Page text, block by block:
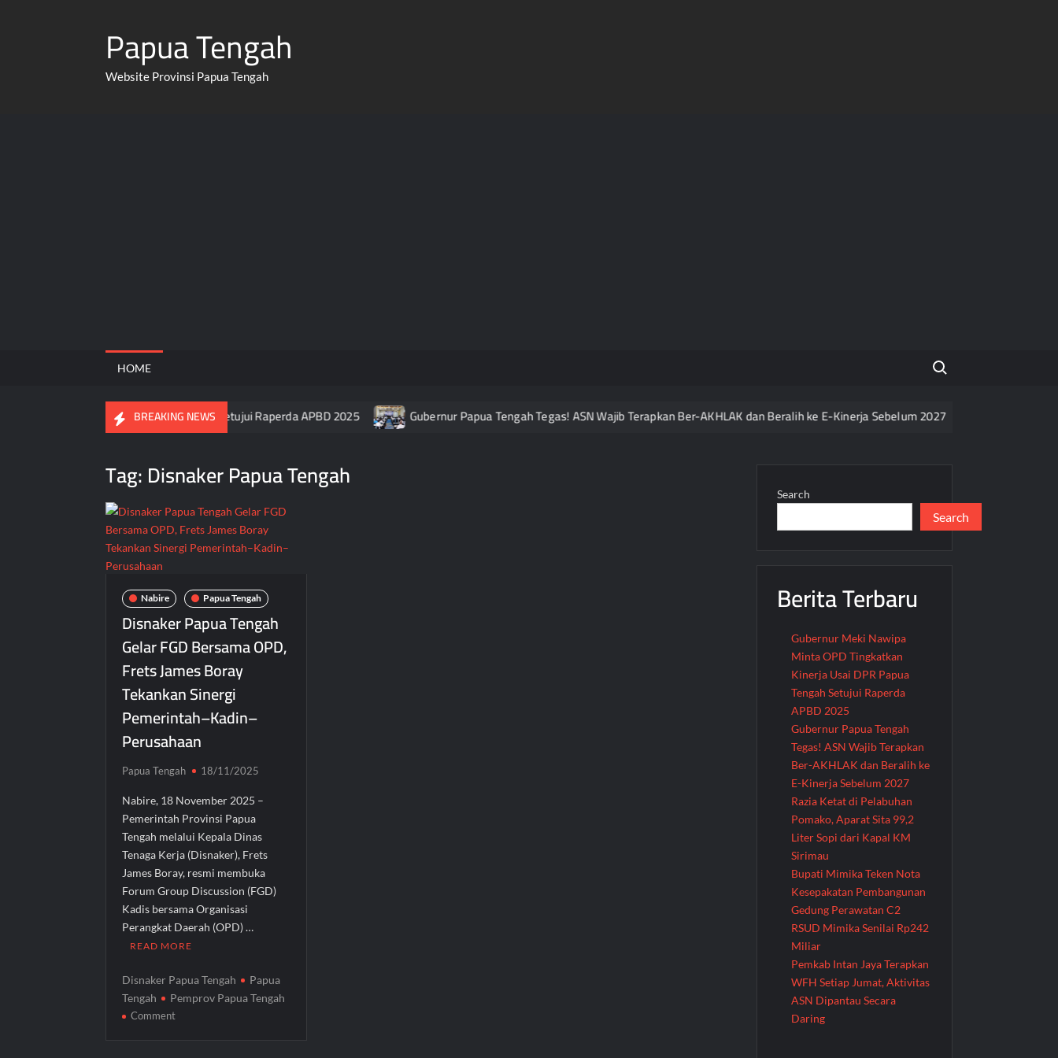
Papua Tengah
Website Provinsi Papua Tengah
HOME
Search for:
BREAKING NEWS
Kinerja Usai DPR Papua Tengah Setujui Raperda APBD 2025 Gubernur Papua Tengah Tegas! ASN Wajib Terapkan Ber-AKHLAK dan Beralih ke E-Kinerja Sebelum 2027
Tag:Disnaker Papua Tengah
Nabire Papua Tengah
Disnaker Papua Tengah
Gelar FGD Bersama OPD,
Frets James Boray
Tekankan Sinergi
Pemerintah–Kadin–
Perusahaan
Papua Tengah 18/11/2025
Nabire, 18 November 2025 –
Pemerintah Provinsi Papua
Tengah melalui Kepala Dinas
Tenaga Kerja (Disnaker), Frets
James Boray, resmi membuka
Forum Group Discussion (FGD)
Kadis bersama Organisasi
Perangkat Daerah (OPD) …
READ MORE
Disnaker Papua Tengah
Papua
Tengah
Pemprov Papua Tengah
Commenton
Search
Search
Berita Terbaru
Gubernur Meki Nawipa
Minta OPD Tingkatkan
Kinerja Usai DPR Papua
Tengah Setujui Raperda
APBD 2025
Gubernur Papua Tengah
Tegas! ASN Wajib Terapkan
Ber-AKHLAK dan Beralih ke
E-Kinerja Sebelum 2027
Razia Ketat di Pelabuhan
Pomako, Aparat Sita 99,2
Liter Sopi dari Kapal KM
Sirimau
Bupati Mimika Teken Nota
Kesepakatan Pembangunan
Gedung Perawatan C2
RSUD Mimika Senilai Rp242
Miliar
Pemkab Intan Jaya Terapkan
WFH Setiap Jumat, Aktivitas
ASN Dipantau Secara
Daring